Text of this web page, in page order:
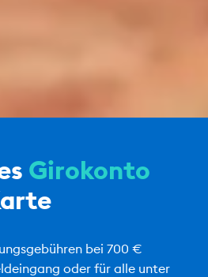
Girokonto
bei 700 €
oder für alle unter